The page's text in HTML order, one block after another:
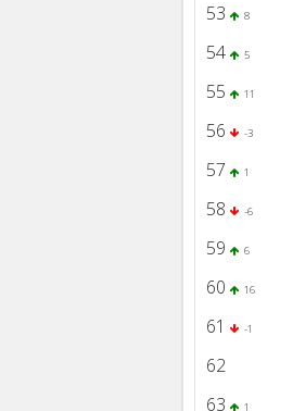
53
8
54
5
55
11
56
-3
57
1
58
-6
59
6
60
16
61
-1
62
63
1